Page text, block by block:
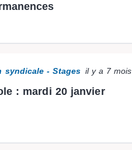
syndicale - Stages il y a 7 mois
: mardi 20 janvier